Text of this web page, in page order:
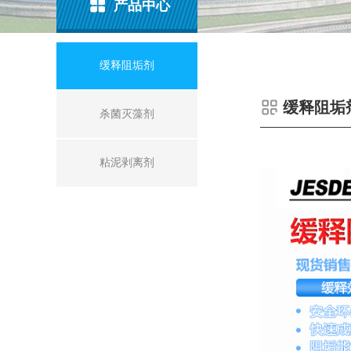
产品中心
缓释阻垢剂
杀菌灭藻剂
粘泥剥离剂
缓释阻垢